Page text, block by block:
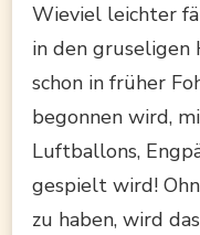
Wieviel leichter
in den gruseligen
schon in früher
begonnen wird,
Luftballons,
gespielt wird!
zu haben, wird